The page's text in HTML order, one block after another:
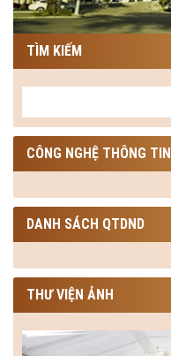
TÌM KIẾM
CÔNG NGHỆ THÔNG TIN
DANH SÁCH QTDND
THƯ VIỆN ẢNH